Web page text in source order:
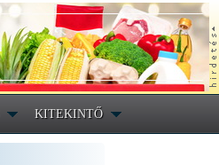
KITEKINTŐ